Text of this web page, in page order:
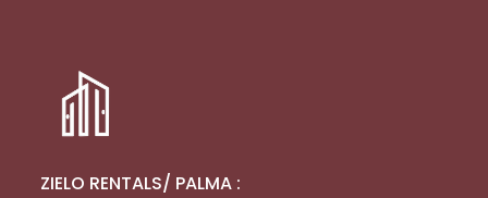
ZIELO RENTALS/ PALMA :